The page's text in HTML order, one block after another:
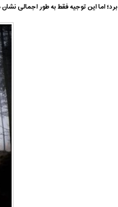
برد؛ اما این توجیه فقط به طور اجمالی